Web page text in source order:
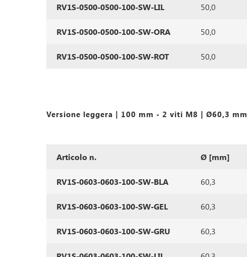
RV1S-0500-0500-100-SW-LIL 50,0
RV1S-0500-0500-100-SW-ORA 50,0
RV1S-0500-0500-100-SW-ROT 50,0
Versione leggera | 100 mm - 2 viti M8 | Ø60,3 mm
Articolo n. Ø [mm]
RV1S-0603-0603-100-SW-BLA 60,3
RV1S-0603-0603-100-SW-GEL 60,3
RV1S-0603-0603-100-SW-GRU 60,3